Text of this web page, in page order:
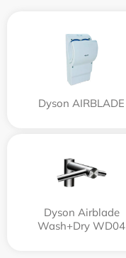
Dyson AIRBLADE
Dyson Airblade
Wash+Dry WD04